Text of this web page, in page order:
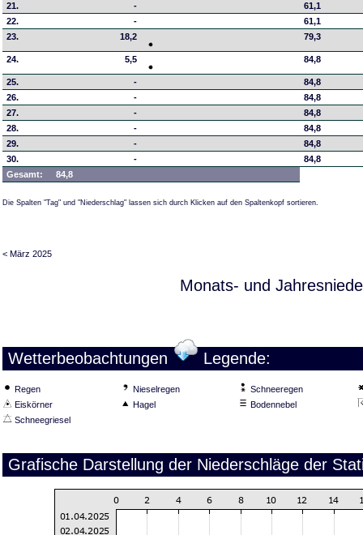
21. -
61,1
22.
-
61,1
23.
18,2 79,3
24. 5,5 84,8
25. -
84,8
26.
-
84,8
27.
-
84,8
28.
-
84,8
29.
-
84,8
30.
-
84,8
Gesamt:
84,8
Die Spalten "Tag" und "Niederschlag" lassen sich durch Klicken auf den Spaltenkopf sortieren.
< März 2025
Monats- und
Wetterbeobachtungen Legende:
Regen Nieselregen
Schneeregen
Eiskörner
Hagel
Bodennebel
Schneegriesel
Grafische Darstellung der Niederschläge der